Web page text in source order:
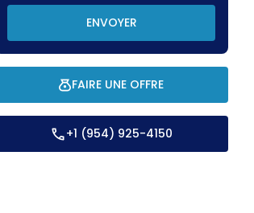
ENVOYER
FAIRE UNE OFFRE
+1 (954) 925-4150